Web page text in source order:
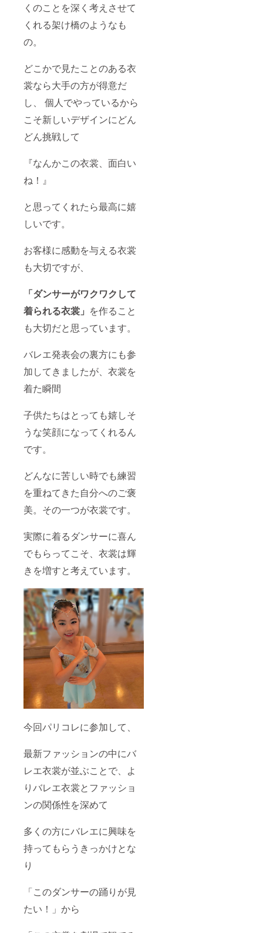
くのことを深く考えさせて
くれる架け橋のようなも
の。
どこかで見たことのある衣
裳なら大手の方が得意だ
し、 個人でやっているから
こそ新しいデザインにどん
どん挑戦して
『なんかこの衣裳、面白い
ね！』
と思ってくれたら最高に嬉
しいです。
お客様に感動を与える衣裳
も大切ですが、
「ダンサーがワクワクして
着られる衣裳」 を作ること
も大切だと思っています。
バレエ発表会の裏方にも参
加してきましたが、衣裳を
着た瞬間
子供たちはとっても嬉しそ
うな笑顔になってくれるん
です。
どんなに苦しい時でも練習
を重ねてきた自分へのご褒
美。その一つが衣裳です。
実際に着るダンサーに喜ん
でもらってこそ、衣裳は輝
きを増すと考えています。
今回パリコレに参加して、
最新ファッションの中にバ
レエ衣裳が並ぶことで、よ
りバレエ衣裳とファッショ
ンの関係性を深めて
多くの方にバレエに興味を
持ってもらうきっかけとな
り
「このダンサーの踊りが見
たい！」から